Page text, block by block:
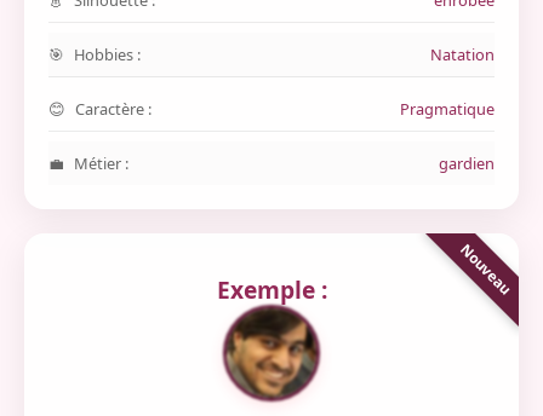
Hobbies : Natation
Caractère : Pragmatique
Métier : gardien
Exemple :